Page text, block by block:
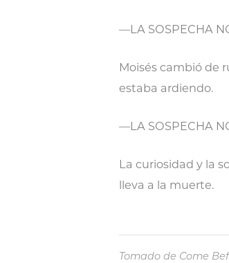
—LA SOSPECHA
Moisés cambió de
estaba ardiendo.
—LA SOSPECHA
La curiosidad y la
lleva a la muerte.
Tomado de Come